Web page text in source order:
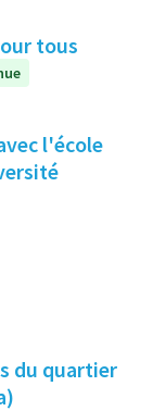
tous
l'école
du quartier